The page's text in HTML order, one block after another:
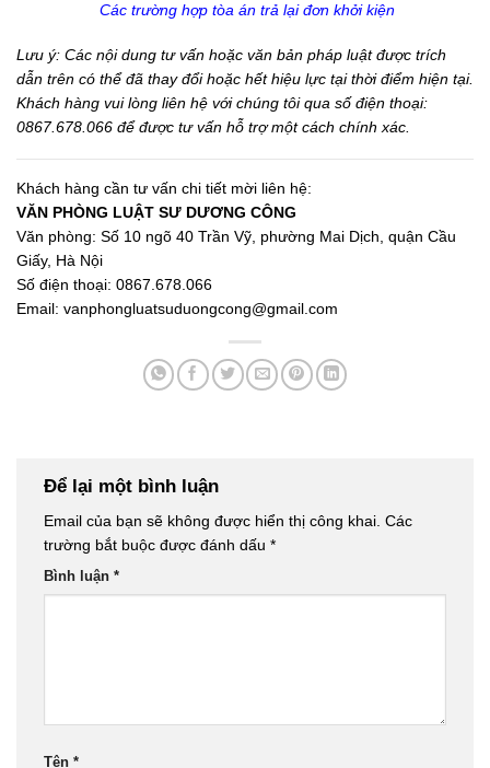
Các trường hợp tòa án trả lại đơn khởi kiện
Lưu ý: Các nội dung tư vấn hoặc văn bản pháp luật được trích
dẫn trên có thể đã thay đổi hoặc hết hiệu lực tại thời điểm hiện tại.
Khách hàng vui lòng liên hệ với chúng tôi qua số điện thoại:
0867.678.066 để được tư vấn hỗ trợ một cách chính xác.
Khách hàng cần tư vấn chi tiết mời liên hệ:
VĂN PHÒNG LUẬT SƯ DƯƠNG CÔNG
Văn phòng: Số 10 ngõ 40 Trần Vỹ, phường Mai Dịch, quận Cầu
Giấy, Hà Nội
Số điện thoại: 0867.678.066
Email: vanphongluatsuduongcong@gmail.com
Để lại một bình luận
Email của bạn sẽ không được hiển thị công khai. Các
trường bắt buộc được đánh dấu *
Bình luận *
Tên *